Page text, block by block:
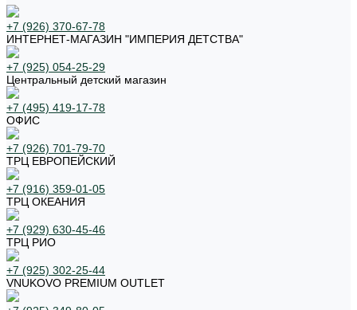
+7 (926) 370-67-78
ИНТЕРНЕТ-МАГАЗИН "ИМПЕРИЯ ДЕТСТВА"
+7 (925) 054-25-29
Центральный детский магазин
+7 (495) 419-17-78
ОФИС
+7 (926) 701-79-70
ТРЦ ЕВРОПЕЙСКИЙ
+7 (916) 359-01-05
ТРЦ ОКЕАНИЯ
+7 (929) 630-45-46
ТРЦ РИО
+7 (925) 302-25-44
VNUKOVO PREMIUM OUTLET